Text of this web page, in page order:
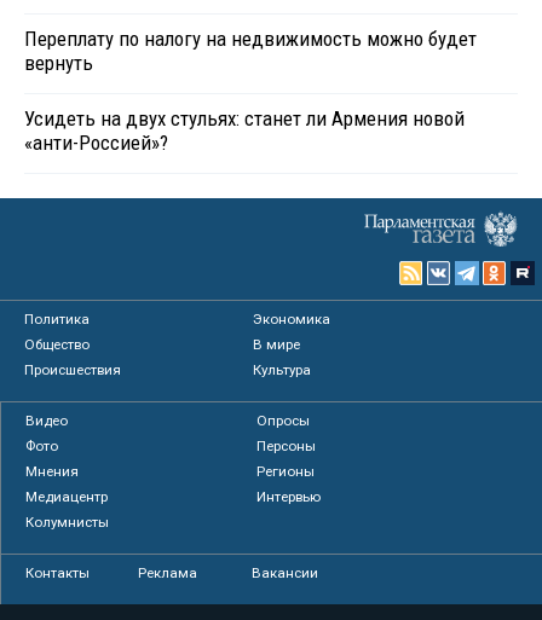
Переплату по налогу на недвижимость можно будет
вернуть
Усидеть на двух стульях: станет ли Армения новой
«анти-Россией»?
Политика
Экономика
Общество
В мире
Происшествия
Культура
Видео
Опросы
Фото
Персоны
Мнения
Регионы
Медиацентр
Интервью
Колумнисты
Контакты Реклама Вакансии